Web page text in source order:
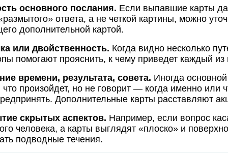
основного послания. Если выпавшие карты
ответа, а не четкой картины, можно
дополнительной картой.
или двойственность. Когда видно несколько
помогают прояснить, к чему приведет каждый из
времени, результата, совета. Иногда
что произойдет, но не говорит — когда именно или
Дополнительные карты расставляют
скрытых аспектов. Например, если вопрос
человека, а карты выглядят «плоско» и
подводные течения.